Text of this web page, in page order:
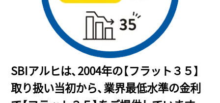
SBIアルヒは、2004年の【フラット３５】
取り扱い当初から、業界最低水準の金利